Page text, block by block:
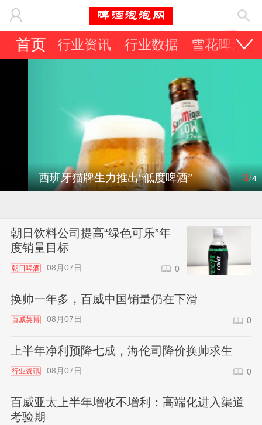
首页 行业资讯 行业数据 雪花啤酒
西班牙猫牌生力推出“低度啤酒” 3/4
朝日饮料公司提高“绿色可乐”年
度销量目标
朝日啤酒 08月07日 0
换帅一年多，百威中国销量仍在下滑
百威英博 08月07日 0
上半年净利预降七成，海伦司降价换帅求生
行业资讯 08月07日 0
百威亚太上半年增收不增利：高端化进入渠道
考验期